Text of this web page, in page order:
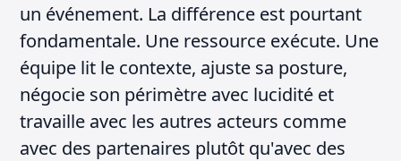
un événement. La différence est pourtant
fondamentale. Une ressource exécute. Une
équipe lit le contexte, ajuste sa posture,
négocie son périmètre avec lucidité et
travaille avec les autres acteurs comme
avec des partenaires plutôt qu'avec des